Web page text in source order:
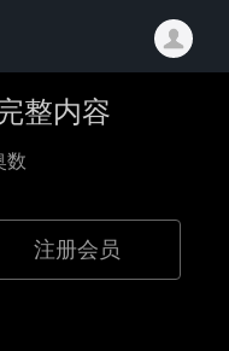
整内容
数
注册会员